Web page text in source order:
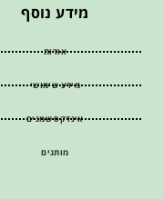
מידע נוסף
אודות
מידע שימושי
אינדקס שמנים
מותגים